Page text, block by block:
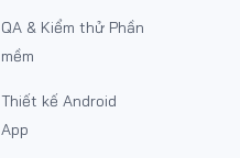
QA & Kiểm thử Phần
mềm
Thiết kế Android
App